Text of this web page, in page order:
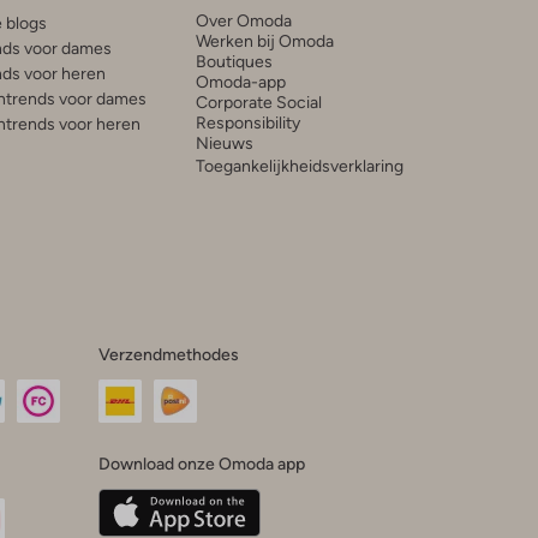
blogs
voor dames
voor heren
voor dames
voor heren
Over Omoda
Werken bij Omoda
Boutiques
Omoda-app
Corporate Social
Responsibility
Nieuws
Toegankelijkheidsverklaring
Verzendmethodes
Download onze Omoda app